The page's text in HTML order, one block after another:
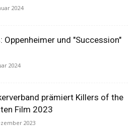
2024
Oppenheimer und "Succession"
2024
prämiert Killers of the
Film 2023
2023